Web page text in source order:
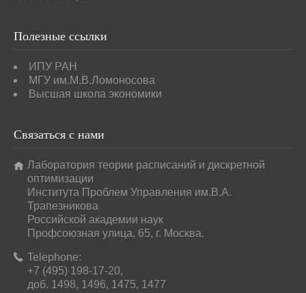
Полезные ссылки
ИПУ РАН
МГУ им.М.В.Ломоносова
Высшая школа экономики
Связаться с нами
Лаборатория теории расписаний и дискретной
оптимизации
Института Проблем Управления им.В.А.
Трапезникова
Российской академии наук
Профсоюзная улица, 65, г. Москва.
Telephone:
+7 (495) 198-17-20,
доб. 1498, 1496, 1475, 1477